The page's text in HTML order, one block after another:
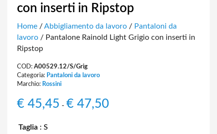
con inserti in Ripstop
Home /Abbigliamento da lavoro / Pantaloni da
lavoro / Pantalone Rainold Light Grigio con inserti in
Ripstop
COD: A00529.12/S/Grig
Categoria: Pantaloni da lavoro
Marchio: Rossini
€ 45,45 - € 47,50Fascia
Taglia : S